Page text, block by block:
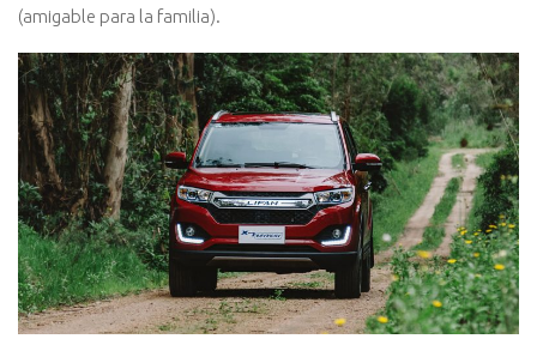
(amigable para la familia).